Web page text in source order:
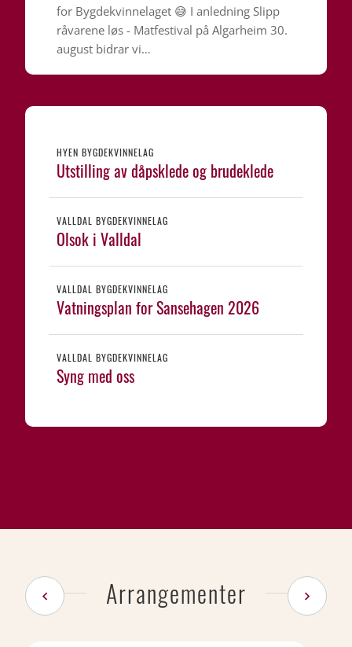
for Bygdekvinnelaget 😅 I anledning Slipp
råvarene løs - Matfestival på Algarheim 30.
august bidrar vi…
HYEN BYGDEKVINNELAG
Utstilling av dåpsklede og brudeklede
VALLDAL BYGDEKVINNELAG
Olsok i Valldal
VALLDAL BYGDEKVINNELAG
Vatningsplan for Sansehagen 2026
VALLDAL BYGDEKVINNELAG
Syng med oss
Arrangementer